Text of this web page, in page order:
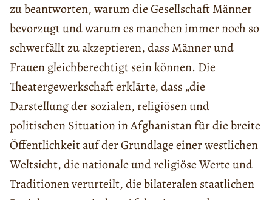
zu beantworten, warum die Gesellschaft Männer
bevorzugt und warum es manchen immer noch so
schwerfällt zu akzeptieren, dass Männer und
Frauen gleichberechtigt sein können. Die
Theatergewerkschaft erklärte, dass „die
Darstellung der sozialen, religiösen und
politischen Situation in Afghanistan für die breite
Öffentlichkeit auf der Grundlage einer westlichen
Weltsicht, die nationale und religiöse Werte und
Traditionen verurteilt, die bilateralen staatlichen